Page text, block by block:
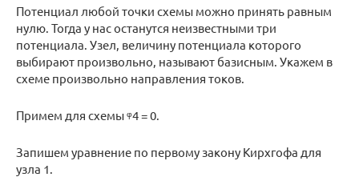
Потенциал любой точки схемы можно принять равным
нулю. Тогда у нас останутся неизвестными три
потенциала. Узел, величину потенциала которого
выбирают произвольно, называют базисным. Укажем в
схеме произвольно направления токов.
Примем для схемы ᵠ4 = 0.
Запишем уравнение по первому закону Кирхгофа для
узла 1.